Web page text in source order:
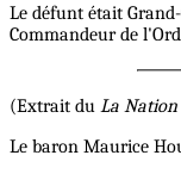
Le défunt était
Commandeur de
(Extrait du La Nation
Le baron Maurice